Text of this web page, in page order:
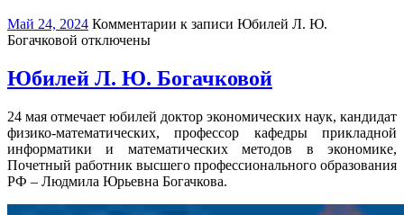
Май 24, 2024 Комментарии к записи Юбилей Л. Ю.
Богачковой отключены
Юбилей Л. Ю. Богачковой
24 мая отмечает юбилей доктор экономических наук, кандидат
физико-математических, профессор кафедры прикладной
информатики и математических методов в экономике,
Почетный работник высшего профессионального образования
РФ – Людмила Юрьевна Богачкова.